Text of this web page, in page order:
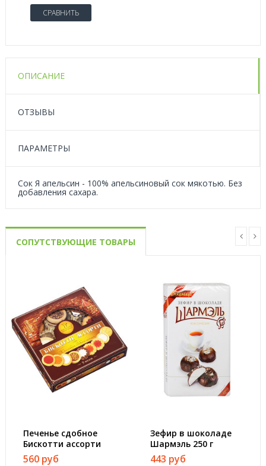
СРАВНИТЬ
ОПИСАНИЕ
ОТЗЫВЫ
ПАРАМЕТРЫ
Сок Я апельсин - 100% апельсиновый сок мякотью. Без
добавления сахара.
СОПУТСТВУЮЩИЕ ТОВАРЫ
Печенье сдобное
Бискотти ассорти
345 г
560 руб
Зефир в шоколаде
Шармэль 250 г
443 руб